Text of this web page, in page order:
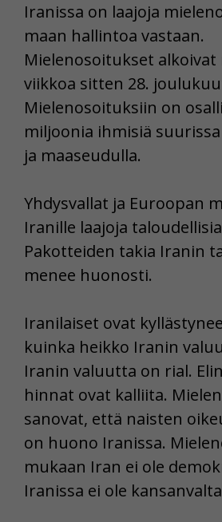
Iranissa on laajoja
maan hallintoa vastaan.
Mielenosoitukset alkoivat
viikkoa sitten 28.
Mielenosoituksiin on
miljoonia ihmisiä
ja maaseudulla.
Yhdysvallat ja Euroopan
Iranille laajoja
Pakotteiden takia Iranin
menee huonosti.
Iranilaiset ovat
kuinka heikko Iranin
Iranin valuutta on rial.
hinnat ovat kalliita.
sanovat, että naisten
on huono Iranissa.
mukaan Iran ei ole
Iranissa ei ole